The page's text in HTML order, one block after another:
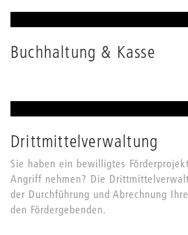
Buchhaltung & Kasse
Drittmittelverwaltung
Sie haben ein bewilligtes
Angriff nehmen? Die
der Durchführung und Abrechnung
den Fördergebenden.